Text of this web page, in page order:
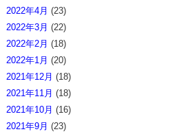
2022年4月 (23)
2022年3月 (22)
2022年2月 (18)
2022年1月 (20)
2021年12月 (18)
2021年11月 (18)
2021年10月 (16)
2021年9月 (23)